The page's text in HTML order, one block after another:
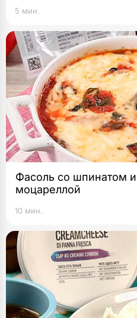
5 мин.
Фасоль со шпинатом и
моцареллой
10 мин.